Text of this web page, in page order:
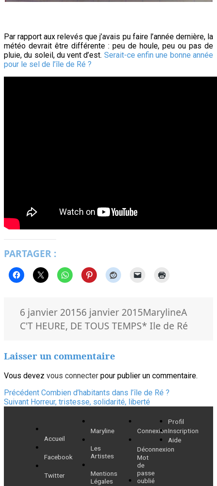
Par rapport aux relevés que j’avais pu faire l’année dernière, la
météo devrait être différente : peu de houle, peu ou pas de
pluie, du soleil, du vent d’est. Serait-ce enfin une bonne année
pour le sel de l’île de Ré ?
PARTAGER :
Publié
le
6 janvier 20156 janvier 2015Auteur
MarylineA
C'T HEURE, DE TOUS TEMPSMots-
* Ile de Ré
Laisser un commentaire
Vous devez vous connecter pour publier un commentaire.
Navigation
de
l’article
Précédent Article
précédent :
Combien d’habitants dans l’île de Ré ?
Suivant Article
Horreur, tristesse, solidarité, liberté
Accueil
Facebook
Twitter
Maryline
Les
Artistes
Mentions
Légales
Connexion
Déconnexion
Mot
de
passe
oublié
Profil
Inscription
Aide